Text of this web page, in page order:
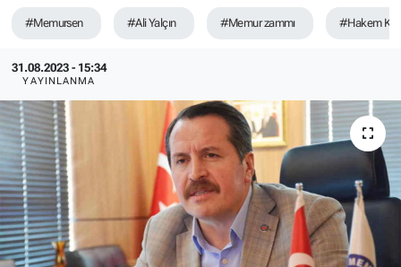
#Memursen #Ali Yalçın #Memur zammı #Hakem
31.08.2023 - 15:34
YAYINLANMA
EKONOMİ
Son Dakika Haberleri
Haber Arşivi